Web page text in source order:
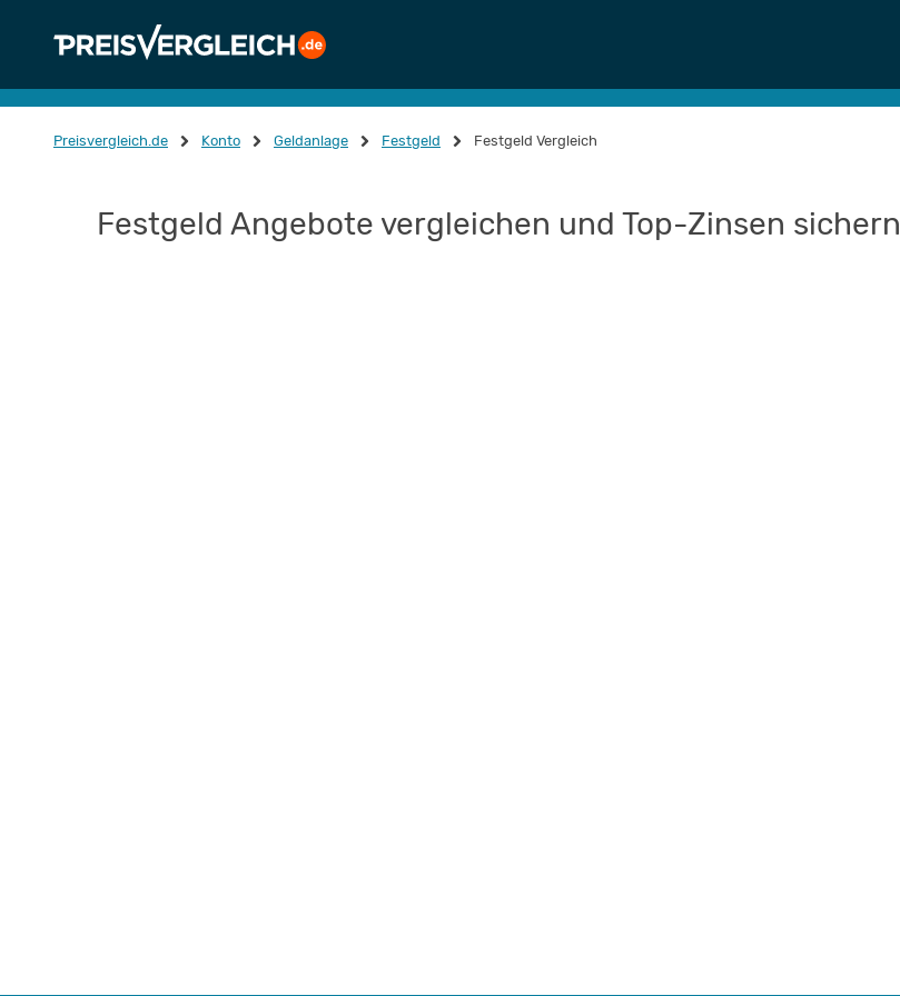
Preisvergleich.de Konto Geldanlage Festgeld Festgeld Vergleich
Festgeld Angebote vergleichen und Top-Zinsen sichern